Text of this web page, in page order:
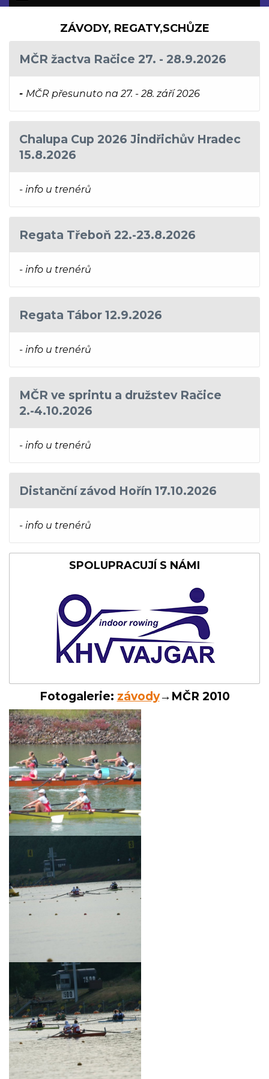
ZÁVODY, REGATY,SCHŮZE
MČR žactva Račice 27. - 28.9.2026
- MČR přesunuto na 27. - 28. září 2026
Chalupa Cup 2026 Jindřichův Hradec
15.8.2026
- info u trenérů
Regata Třeboň 22.-23.8.2026
- info u trenérů
Regata Tábor 12.9.2026
- info u trenérů
MČR ve sprintu a družstev Račice
2.-4.10.2026
- info u trenérů
Distanční závod Hořín 17.10.2026
- info u trenérů
SPOLUPRACUJÍ S NÁMI
Fotogalerie: závody→MČR 2010